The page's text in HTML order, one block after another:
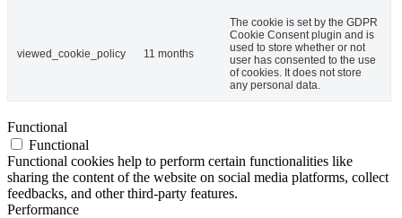
viewed_cookie_policy 11 months
The cookie is set by the GDPR
Cookie Consent plugin and is
used to store whether or not
user has consented to the use
of cookies. It does not store
any personal data.
Functional
Functional
Functional cookies help to perform certain functionalities like
sharing the content of the website on social media platforms, collect
feedbacks, and other third-party features.
Performance